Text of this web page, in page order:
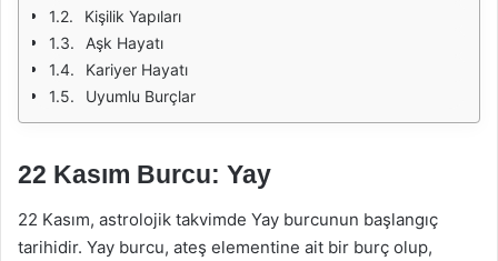
Kişilik Yapıları
Aşk Hayatı
Kariyer Hayatı
Uyumlu Burçlar
22 Kasım Burcu: Yay
22 Kasım, astrolojik takvimde Yay burcunun başlangıç
tarihidir. Yay burcu, ateş elementine ait bir burç olup,